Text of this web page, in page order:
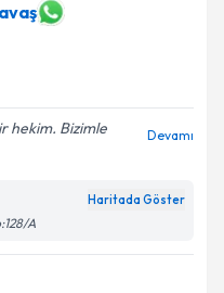
hekim. Bizimle
Devamı
Haritada Göster
A